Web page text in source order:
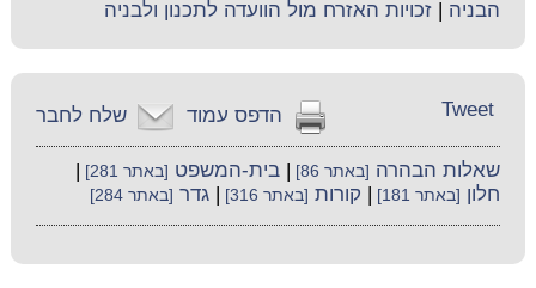
הבניה |זכויות האזרח מול הוועדה לתכנון ולבניה
שלח לחבר הדפס עמוד Tweet
שאלות הבהרה [באתר 86] |בית-המשפט [באתר 281]
חלון [באתר 181] קורות [באתר 316] |גדר [באתר 284]